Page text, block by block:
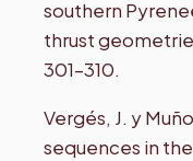
southern
thrust
301–310.
Vergés, J. y
sequences in